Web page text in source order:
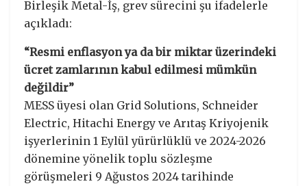
Birleşik Metal-İş, grev sürecini şu ifadelerle
açıkladı:
“Resmi enflasyon ya da bir miktar üzerindeki
ücret zamlarının kabul edilmesi mümkün
değildir”
MESS üyesi olan Grid Solutions, Schneider
Electric, Hitachi Energy ve Arıtaş Kriyojenik
işyerlerinin 1 Eylül yürürlüklü ve 2024-2026
dönemine yönelik toplu sözleşme
görüşmeleri 9 Ağustos 2024 tarihinde